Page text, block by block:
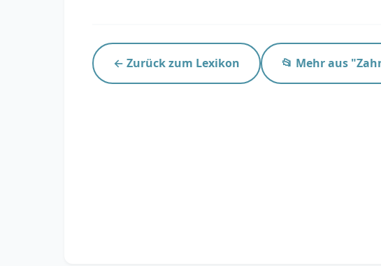
← Zurück zum Lexikon 📂 Mehr aus